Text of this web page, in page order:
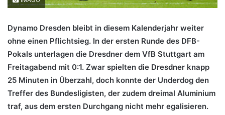
Dynamo Dresden bleibt in diesem Kalenderjahr weiter
ohne einen Pflichtsieg. In der ersten Runde des DFB-
Pokals unterlagen die Dresdner dem VfB Stuttgart am
Freitagabend mit 0:1. Zwar spielten die Dresdner knapp
25 Minuten in Überzahl, doch konnte der Underdog den
Treffer des Bundesligisten, der zudem dreimal Aluminium
traf, aus dem ersten Durchgang nicht mehr egalisieren.